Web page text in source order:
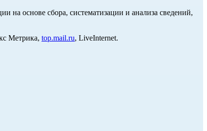
основе сбора, систематизации и анализа сведений,
Метрика, top.mail.ru, LiveInternet.